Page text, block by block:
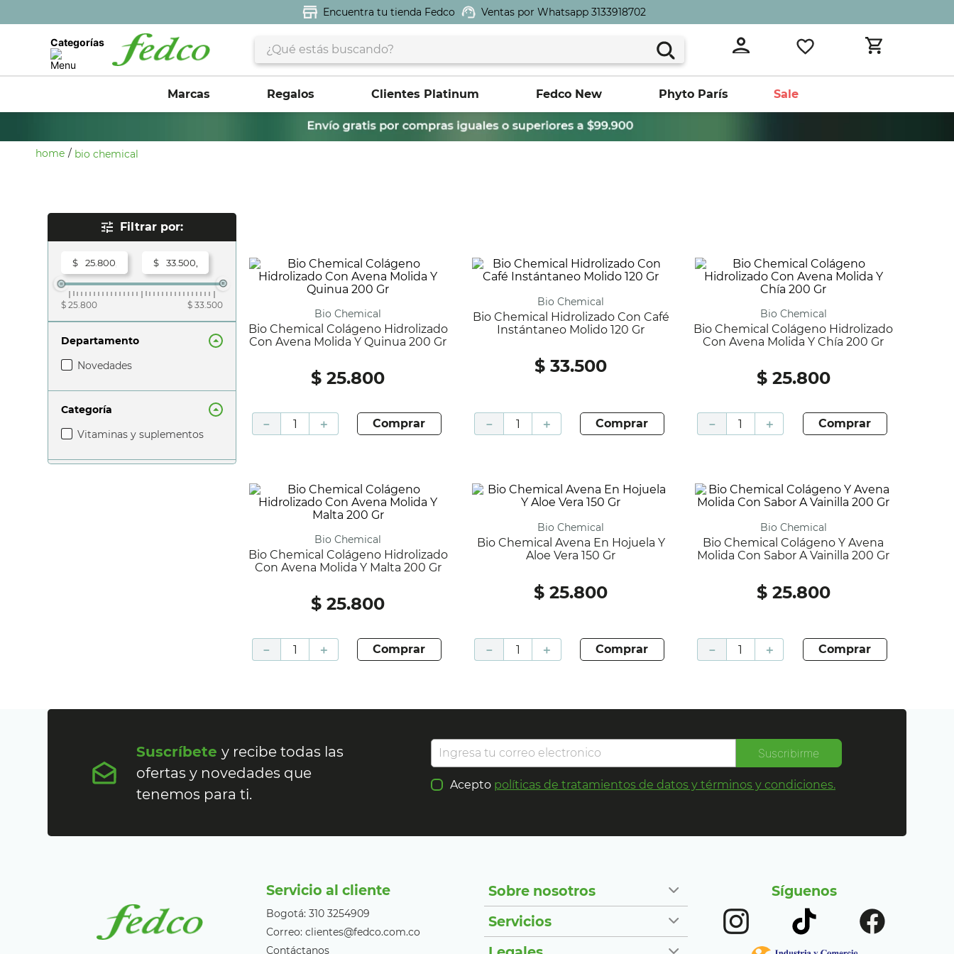
Encuentra tu tienda Fedco Ventas por Whatsapp 3133918702
Categorías ¿Qué estás buscando?
Marcas Regalos Clientes Platinum Fedco New Phyto París Sale
bio chemical
Departamento
novedades
Categoría
vitaminas y suplementos
Rangos De Precio
$ $
$ 25.800 $ 33.500
Bio Chemical
Bio Chemical Colágeno Hidrolizado
Con Avena Molida Y Quinua 200 Gr
$ 25.800
＋
－ comprar
Bio Chemical
Bio Chemical Hidrolizado Con Café
Instántaneo Molido 120 Gr
$ 33.500
＋
－ comprar
Bio Chemical
Bio Chemical Colágeno Hidrolizado
Con Avena Molida Y Chía 200 Gr
$ 25.800
＋
－ comprar
Bio Chemical
Bio Chemical Colágeno Hidrolizado
Con Avena Molida Y Malta 200 Gr
$ 25.800
＋
－ comprar
Bio Chemical
Bio Chemical Avena En Hojuela Y
Aloe Vera 150 Gr
$ 25.800
＋
－ comprar
Bio Chemical
Bio Chemical Colágeno Y Avena
Molida Con Sabor A Vainilla 200 Gr
$ 25.800
＋
－ comprar
Suscríbetey recibe todas las
ofertas y novedades que
tenemos para ti.
Suscribirme
Acepto políticas de tratamientos de datos y términos y condiciones.
Servicio al cliente
Bogotá: 310 3254909
Correo: clientes@fedco.com.co
Contáctanos
Sobre nosotros
Servicios
Síguenos